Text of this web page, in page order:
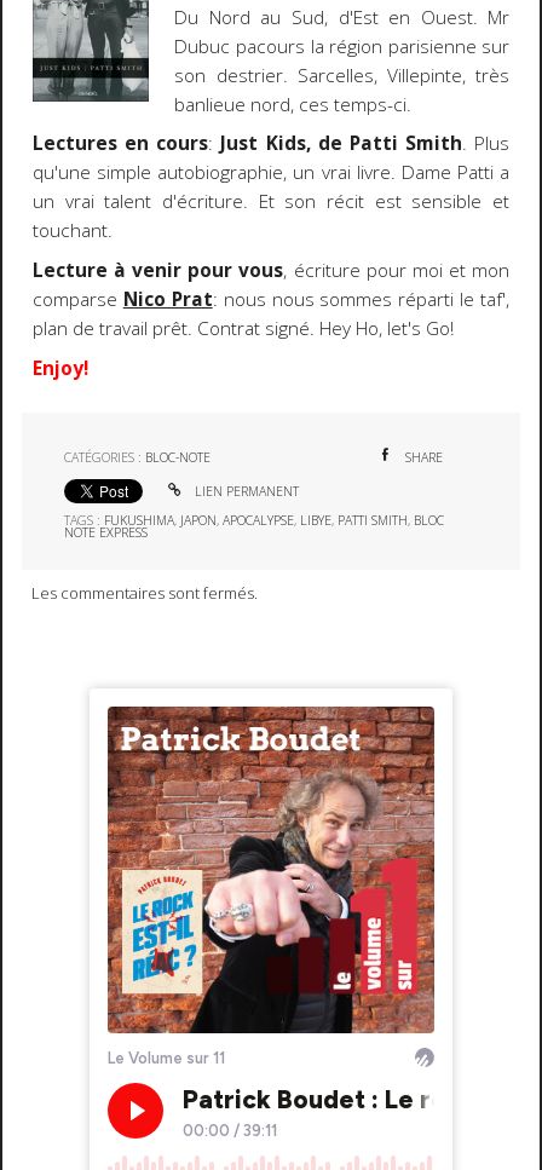
Du Nord au Sud, d'Est en Ouest. Mr
Dubuc pacours la région parisienne sur
son destrier. Sarcelles, Villepinte, très
banlieue nord, ces temps-ci.
Lectures en cours:Just Kids, de Patti Smith. Plus
qu'une simple autobiographie, un vrai livre. Dame Patti a
un vrai talent d'écriture. Et son récit est sensible et
touchant.
Lecture à venir pour vous, écriture pour moi et mon
comparse Nico Prat: nous nous sommes réparti le taf',
plan de travail prêt. Contrat signé. Hey Ho, let's Go!
Enjoy!
CATÉGORIES : BLOC-NOTE SHARE
LIEN PERMANENT
TAGS : FUKUSHIMA, JAPON,APOCALYPSE, LIBYE, PATTI SMITH, BLOC
NOTE EXPRESS
Les commentaires sont fermés.